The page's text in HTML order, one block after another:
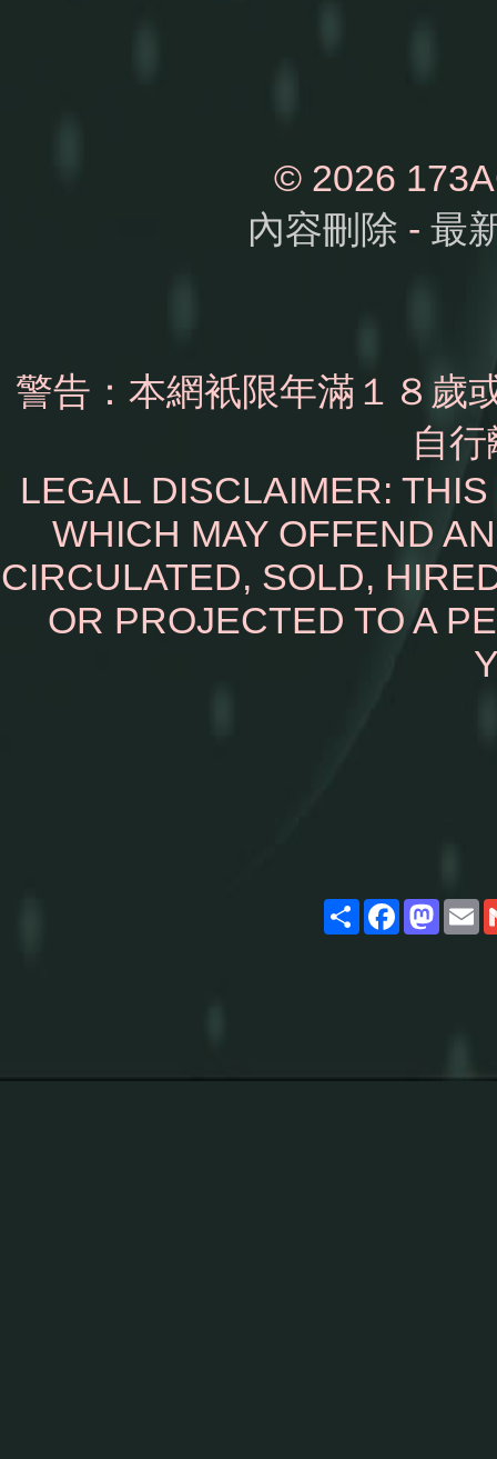
© 2026
內容刪除 - 最
警告：本網衹限年滿１８歲
自
LEGAL DISCLAIMER:
WHICH MAY OFFEND
CIRCULATED, SOLD,
OR PROJECTED TO A
ShareFacebook